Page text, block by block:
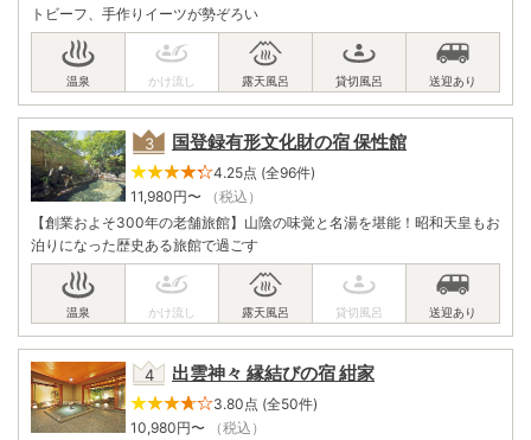
トビーフ、手作りイーツが勢ぞろい
国登録有形文化財の宿 保性館
4.25点 (全96件)
11,980円〜
（税込）
【創業およそ300年の老舗旅館】山陰の味覚と名湯を堪能！昭和天皇もお
泊りになった歴史ある旅館で過ごす
出雲神々 縁結びの宿 紺家
3.80点 (全50件)
10,980円〜
（税込）